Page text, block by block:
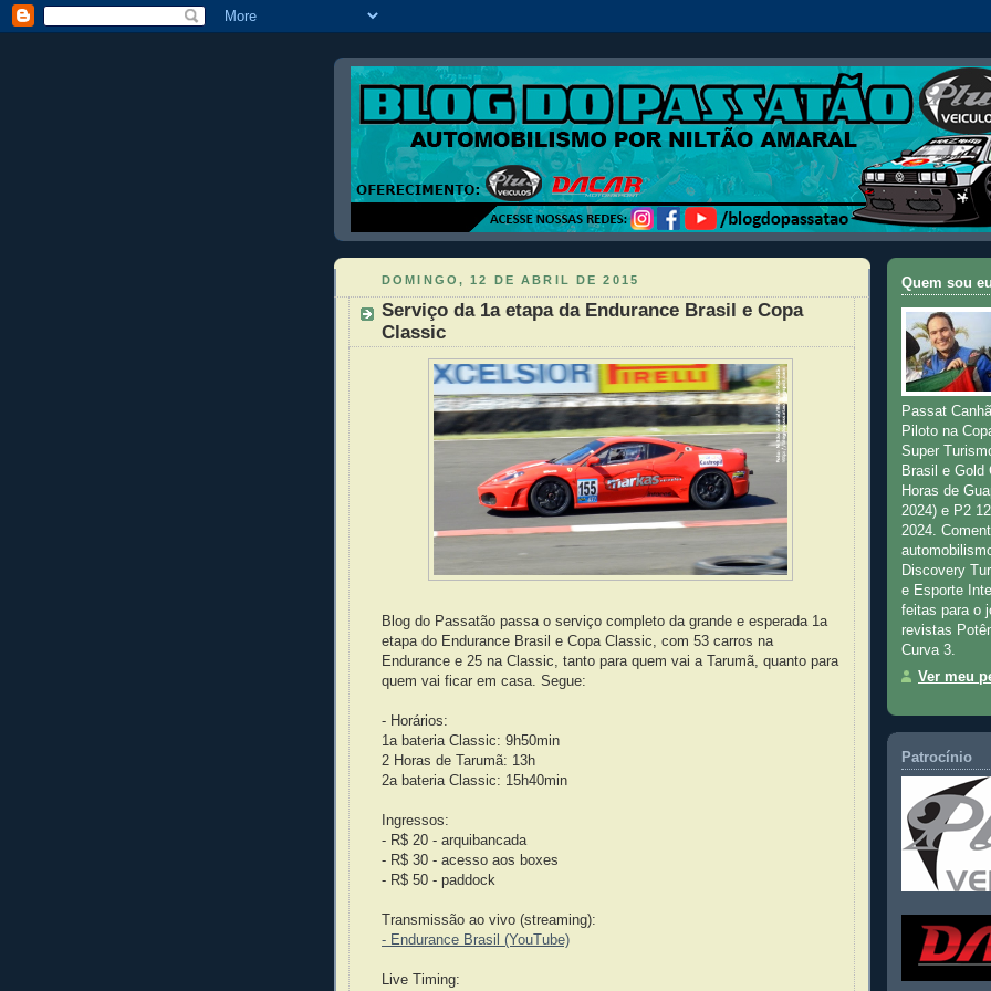
DOMINGO, 12 DE ABRIL DE 2015
Serviço da 1a etapa da Endurance Brasil e Copa
Classic
Blog do Passatão passa o serviço completo da grande e esperada 1a
etapa do Endurance Brasil e Copa Classic, com 53 carros na
Endurance e 25 na Classic, tanto para quem vai a Tarumã, quanto para
quem vai ficar em casa. Segue:
- Horários:
1a bateria Classic: 9h50min
2 Horas de Tarumã: 13h
2a bateria Classic: 15h40min
Ingressos:
- R$ 20 - arquibancada
- R$ 30 - acesso aos boxes
- R$ 50 - paddock
Transmissão ao vivo (streaming):
- Endurance Brasil (YouTube)
Live Timing:
Quem sou
Passat
Piloto na
Super
Brasil e
Horas de
2024) e P2
2024.
Discovery
e Esporte
feitas para o
revistas
Curva 3.
Ver meu
Patrocínio